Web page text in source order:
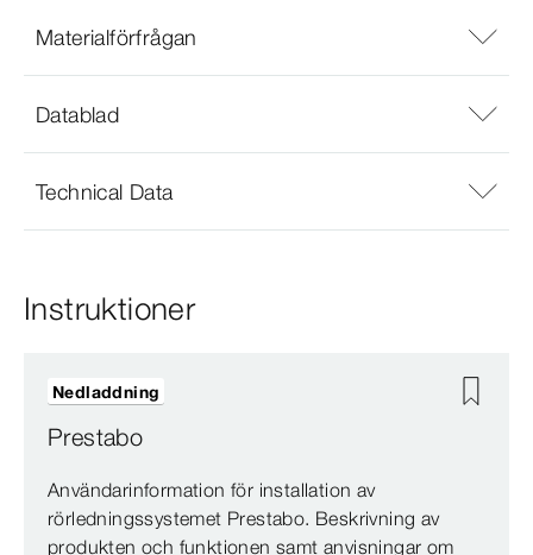
Materialförfrågan
Datablad
Technical Data
Instruktioner
Prestabo
Användarinformation för installation av
rörledningssystemet Prestabo. Beskrivning av
produkten och funktionen samt anvisningar om
Nedladdning